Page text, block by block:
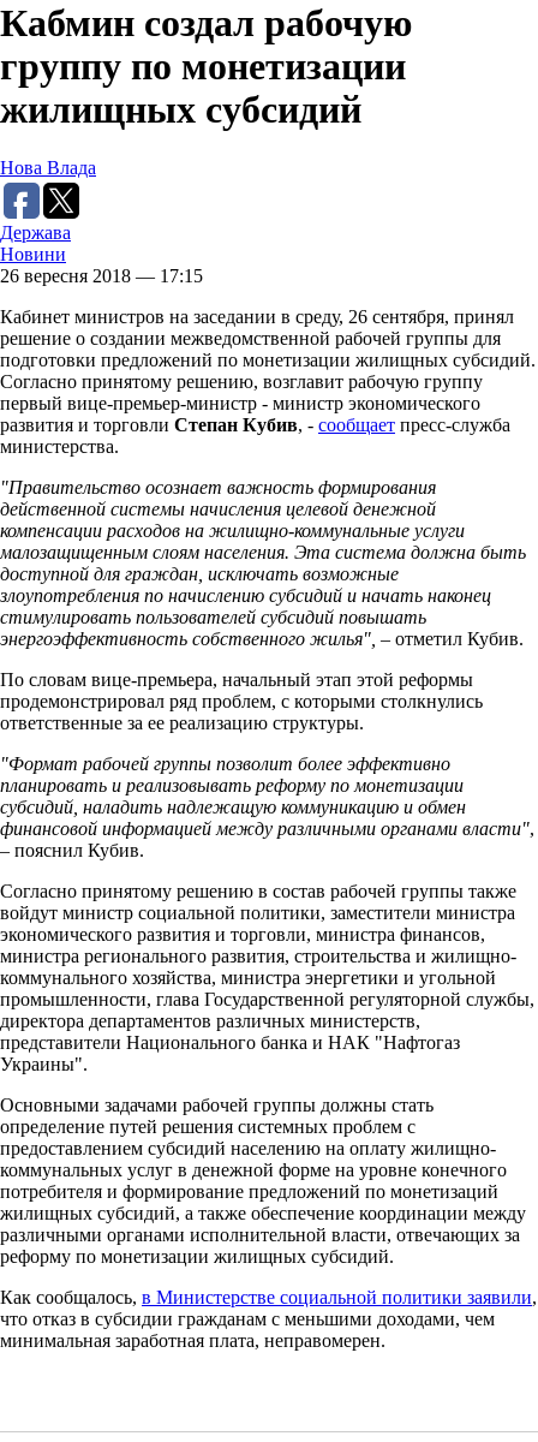
Кабмин создал рабочую
группу по монетизации
жилищных субсидий
Нова Влада
Держава
Новини
26 вересня 2018 — 17:15
Кабинет министров на заседании в среду, 26 сентября, принял
решение о создании межведомственной рабочей группы для
подготовки предложений по монетизации жилищных субсидий.
Согласно принятому решению, возглавит рабочую группу
первый вице-премьер-министр - министр экономического
развития и торговли Степан Кубив, - сообщает пресс-служба
министерства.
"Правительство осознает важность формирования
действенной системы начисления целевой денежной
компенсации расходов на жилищно-коммунальные услуги
малозащищенным слоям населения. Эта система должна быть
доступной для граждан, исключать возможные
злоупотребления по начислению субсидий и начать наконец
стимулировать пользователей субсидий повышать
энергоэффективность собственного жилья", – отметил Кубив.
По словам вице-премьера, начальный этап этой реформы
продемонстрировал ряд проблем, с которыми столкнулись
ответственные за ее реализацию структуры.
"Формат рабочей группы позволит более эффективно
планировать и реализовывать реформу по монетизации
субсидий, наладить надлежащую коммуникацию и обмен
финансовой информацией между различными органами власти",
– пояснил Кубив.
Согласно принятому решению в состав рабочей группы также
войдут министр социальной политики, заместители министра
экономического развития и торговли, министра финансов,
министра регионального развития, строительства и жилищно-
коммунального хозяйства, министра энергетики и угольной
промышленности, глава Государственной регуляторной службы,
директора департаментов различных министерств,
представители Национального банка и НАК "Нафтогаз
Украины".
Основными задачами рабочей группы должны стать
определение путей решения системных проблем с
предоставлением субсидий населению на оплату жилищно-
коммунальных услуг в денежной форме на уровне конечного
потребителя и формирование предложений по монетизаций
жилищных субсидий, а также обеспечение координации между
различными органами исполнительной власти, отвечающих за
реформу по монетизации жилищных субсидий.
Как сообщалось, в Министерстве социальной политики заявили,
что отказ в субсидии гражданам с меньшими доходами, чем
минимальная заработная плата, неправомерен.